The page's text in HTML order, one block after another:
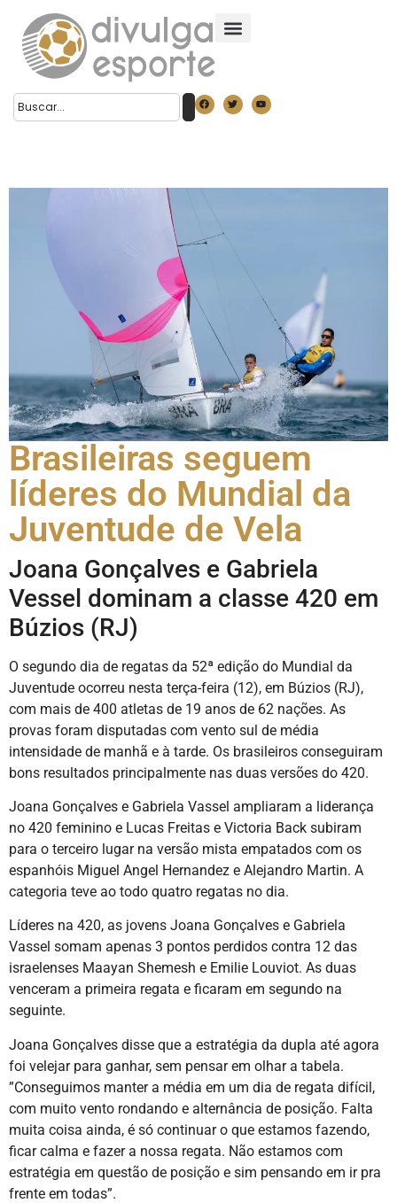
Brasileiras seguem
líderes do Mundial da
Juventude de Vela
Joana Gonçalves e Gabriela
Vessel dominam a classe 420 em
Búzios (RJ)
O segundo dia de regatas da 52ª edição do Mundial da
Juventude ocorreu nesta terça-feira (12), em Búzios (RJ),
com mais de 400 atletas de 19 anos de 62 nações. As
provas foram disputadas com vento sul de média
intensidade de manhã e à tarde. Os brasileiros conseguiram
bons resultados principalmente nas duas versões do 420.
Joana Gonçalves e Gabriela Vassel ampliaram a liderança
no 420 feminino e Lucas Freitas e Victoria Back subiram
para o terceiro lugar na versão mista empatados com os
espanhóis Miguel Angel Hernandez e Alejandro Martin. A
categoria teve ao todo quatro regatas no dia.
Líderes na 420, as jovens Joana Gonçalves e Gabriela
Vassel somam apenas 3 pontos perdidos contra 12 das
israelenses Maayan Shemesh e Emilie Louviot. As duas
venceram a primeira regata e ficaram em segundo na
seguinte.
Joana Gonçalves disse que a estratégia da dupla até agora
foi velejar para ganhar, sem pensar em olhar a tabela.
”Conseguimos manter a média em um dia de regata difícil,
com muito vento rondando e alternância de posição. Falta
muita coisa ainda, é só continuar o que estamos fazendo,
ficar calma e fazer a nossa regata. Não estamos com
estratégia em questão de posição e sim pensando em ir pra
frente em todas”.